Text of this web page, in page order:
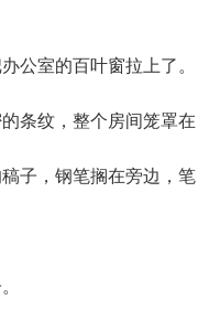
室的百叶窗拉上了。
条纹，整个房间笼罩在
子，钢笔搁在旁边，笔